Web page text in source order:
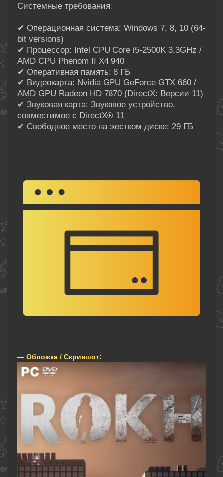
Системные требования:
✔ Операционная система: Windows 7, 8, 10 (64-
bit versions)
✔ Процессор: Intel CPU Core i5-2500K 3.3GHz /
AMD CPU Phenom II X4 940
✔ Оперативная память: 8 ГБ
✔ Видеокарта: Nvidia GPU GeForce GTX 660 /
AMD GPU Radeon HD 7870 (DirectX: Версии 11)
✔ Звуковая карта: Звуковое устройство,
совместимое с DirectX® 11
✔ Свободное место на жестком диске: 29 ГБ
— Обложка / Скриншот: